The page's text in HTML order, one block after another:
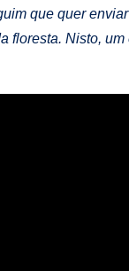
que quer
floresta. Nisto,